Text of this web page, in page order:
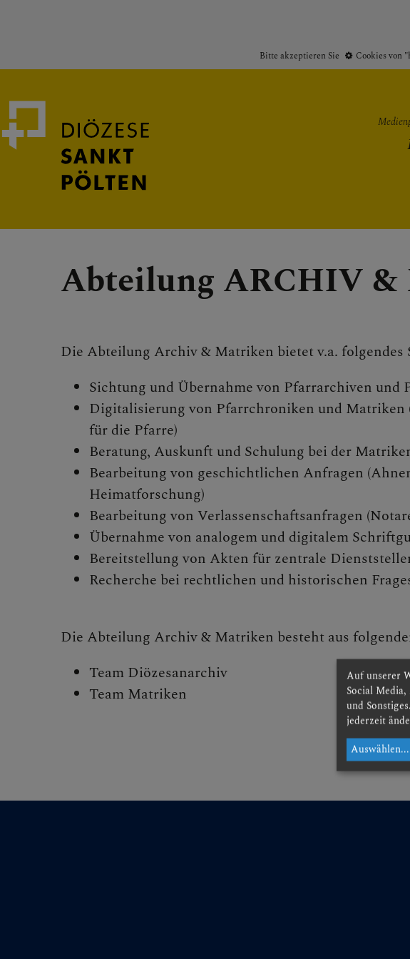
Bitte akzeptieren Sie
Cookies von
FRAGEN
GLAUBEN
ERLEBEN
BEGEGNEN
Abteilung ARCHIV
Die Abteilung Archiv & Matriken bietet v.a. folgendes
Sichtung und Übernahme von Pfarrarchiven und
Digitalisierung von Pfarrchroniken und Matriken
für die Pfarre)
Beratung, Auskunft und Schulung bei der
Bearbeitung von geschichtlichen Anfragen
Heimatforschung)
Bearbeitung von Verlassenschaftsanfragen
Übernahme von analogem und digitalem
Bereitstellung von Akten für zentrale
Recherche bei rechtlichen und historischen
Die Abteilung Archiv & Matriken besteht aus
Team Diözesanarchiv
Team Matriken
Auf unserer
Social
und
jederzeit
Auswählen...